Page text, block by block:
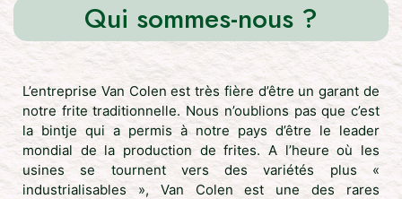
Qui sommes-nous ?
L’entreprise Van Colen est très fière d’être un garant de
notre frite traditionnelle. Nous n’oublions pas que c’est
la bintje qui a permis à notre pays d’être le leader
mondial de la production de frites. A l’heure où les
usines se tournent vers des variétés plus «
industrialisables », Van Colen est une des rares